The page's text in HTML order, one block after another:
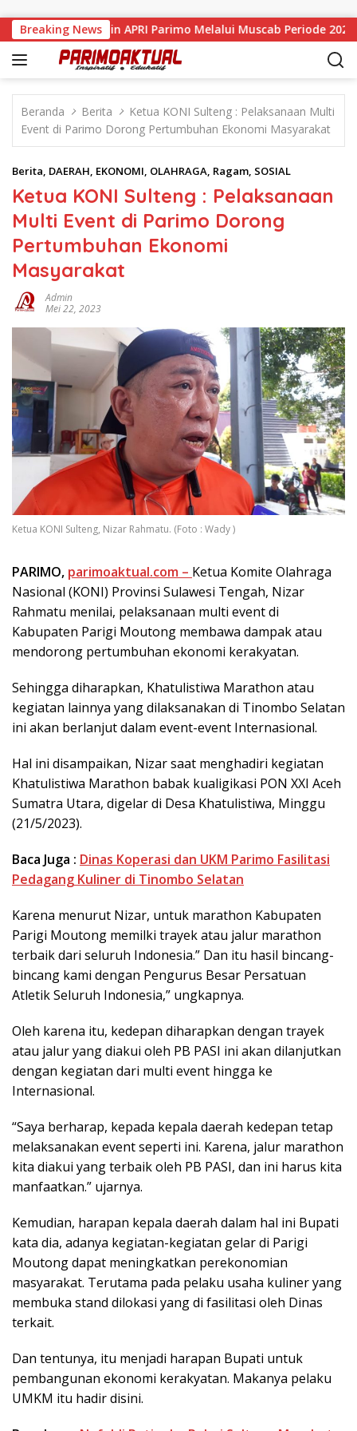
Breaking News
Resmi Pimpin APRI Parimo Melalui Muscab Periode 2026–2030
Beranda Berita
Ketua KONI Sulteng : Pelaksanaan Multi
Event di Parimo Dorong Pertumbuhan Ekonomi Masyarakat
Berita, DAERAH, EKONOMI, OLAHRAGA, Ragam, SOSIAL
Ketua KONI Sulteng : Pelaksanaan
Multi Event di Parimo Dorong
Pertumbuhan Ekonomi
Masyarakat
Admin
Mei 22, 2023
Ketua KONI Sulteng, Nizar Rahmatu. (Foto : Wady )
PARIMO, parimoaktual.com – Ketua Komite Olahraga
Nasional (KONI) Provinsi Sulawesi Tengah, Nizar
Rahmatu menilai, pelaksanaan multi event di
Kabupaten Parigi Moutong membawa dampak atau
mendorong pertumbuhan ekonomi kerakyatan.
Sehingga diharapkan, Khatulistiwa Marathon atau
kegiatan lainnya yang dilaksanakan di Tinombo Selatan
ini akan berlanjut dalam event-event Internasional.
Hal ini disampaikan, Nizar saat menghadiri kegiatan
Khatulistiwa Marathon babak kualigikasi PON XXI Aceh
Sumatra Utara, digelar di Desa Khatulistiwa, Minggu
(21/5/2023).
Baca Juga : Dinas Koperasi dan UKM Parimo Fasilitasi
Pedagang Kuliner di Tinombo Selatan
Karena menurut Nizar, untuk marathon Kabupaten
Parigi Moutong memilki trayek atau jalur marathon
terbaik dari seluruh Indonesia.” Dan itu hasil bincang-
bincang kami dengan Pengurus Besar Persatuan
Atletik Seluruh Indonesia,” ungkapnya.
Oleh karena itu, kedepan diharapkan dengan trayek
atau jalur yang diakui oleh PB PASI ini akan dilanjutkan
dengan kegiatan dari multi event hingga ke
Internasional.
“Saya berharap, kepada kepala daerah kedepan tetap
melaksanakan event seperti ini. Karena, jalur marathon
kita diakui yang terbaik oleh PB PASI, dan ini harus kita
manfaatkan.” ujarnya.
Kemudian, harapan kepala daerah dalam hal ini Bupati
kata dia, adanya kegiatan-kegiatan gelar di Parigi
Moutong dapat meningkatkan perekonomian
masyarakat. Terutama pada pelaku usaha kuliner yang
membuka stand dilokasi yang di fasilitasi oleh Dinas
terkait.
Dan tentunya, itu menjadi harapan Bupati untuk
pembangunan ekonomi kerakyatan. Makanya pelaku
UMKM itu hadir disini.